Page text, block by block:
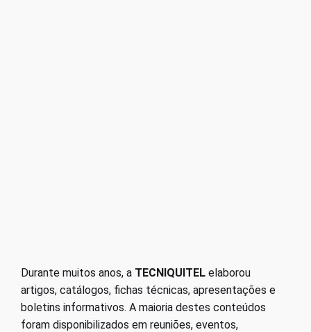
Durante muitos anos, a TECNIQUITEL elaborou
artigos, catálogos, fichas técnicas, apresentações e
boletins informativos. A maioria destes conteúdos
foram disponibilizados em reuniões, eventos,